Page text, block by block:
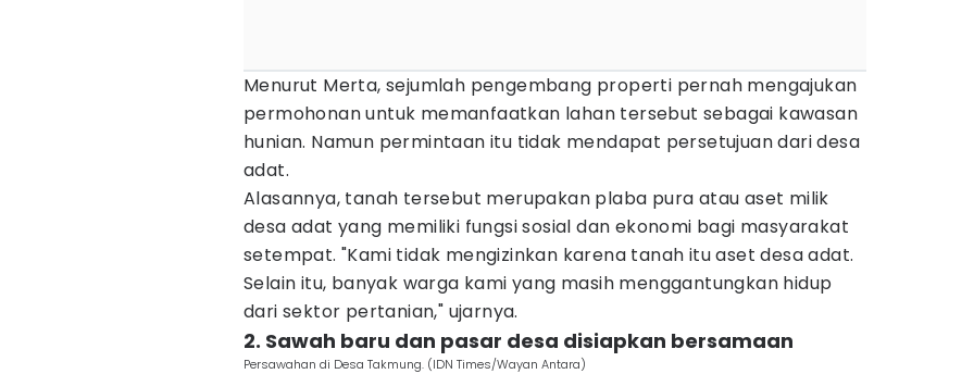
Menurut Merta, sejumlah pengembang properti pernah mengajukan
permohonan untuk memanfaatkan lahan tersebut sebagai kawasan
hunian. Namun permintaan itu tidak mendapat persetujuan dari desa
adat.
Alasannya, tanah tersebut merupakan plaba pura atau aset milik
desa adat yang memiliki fungsi sosial dan ekonomi bagi masyarakat
setempat. "Kami tidak mengizinkan karena tanah itu aset desa adat.
Selain itu, banyak warga kami yang masih menggantungkan hidup
dari sektor pertanian," ujarnya.
2. Sawah baru dan pasar desa disiapkan bersamaan
Persawahan di Desa Takmung. (IDN Times/Wayan Antara)